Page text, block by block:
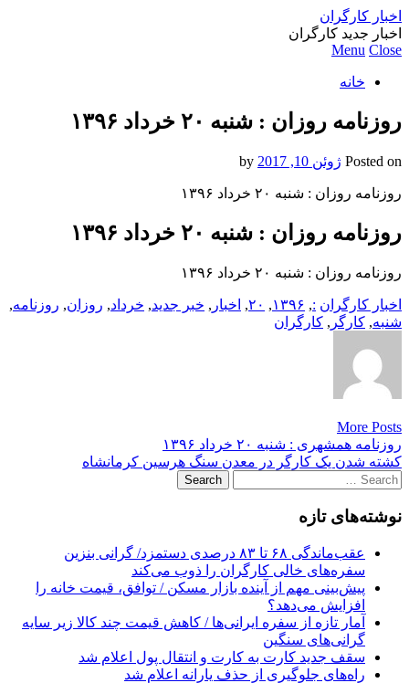
اخبار کارگران
اخبار جدید کارگران
Menu Close
خانه
روزنامه روزان : شنبه ۲۰ خرداد ۱۳۹۶
Posted on ژوئن 10, 2017
روزنامه روزان : شنبه ۲۰ خرداد ۱۳۹۶
روزنامه روزان : شنبه ۲۰ خرداد ۱۳۹۶
روزنامه روزان : شنبه ۲۰ خرداد ۱۳۹۶
اخبار کارگران :
, ۱۳۹۶, ۲۰, اخبار , خبر جدید, خرداد, روزان, روزنامه,
شنبه, کارگر , کارگران
More Posts
Post
navigation
روزنامه همشهری : شنبه ۲۰ خرداد ۱۳۹۶
کشته شدن یک کارگر در معدن سنگ هرسین کرمانشاه
Search
for:
نوشته‌های تازه
عقب‌ماندگی ۶۸ تا ۸۳ درصدی دستمزد/ گرانی بنزین
سفره‌های خالی کارگران را ذوب می‌کند
پیش‌بینی مهم از آینده بازار مسکن / توافق، قیمت خانه را
افزایش می‌دهد؟
آمار تازه از سفره ایرانی‌ها / کاهش قیمت چند کالا زیر سایه
گرانی‌های سنگین
سقف جدید کارت به کارت و انتقال پول اعلام شد
راه‌های جلوگیری از حذف یارانه اعلام شد